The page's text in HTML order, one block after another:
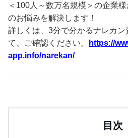
＜100人～数万名規模＞の企業
のお悩みを解決します！
詳しくは、3分で分かるナレカ
て、ご確認ください。
https://
app.info/narekan/
目次